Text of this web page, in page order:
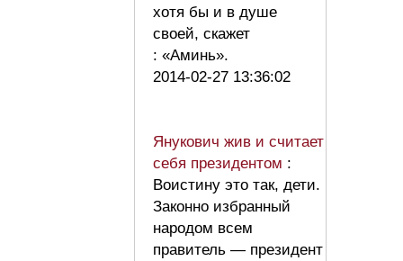
хотя бы и в душе
своей, скажет
: «Аминь».
2014-02-27 13:36:02
Янукович жив и считает
себя президентом :
Воистину это так, дети.
Законно избранный
народом всем
правитель — президент